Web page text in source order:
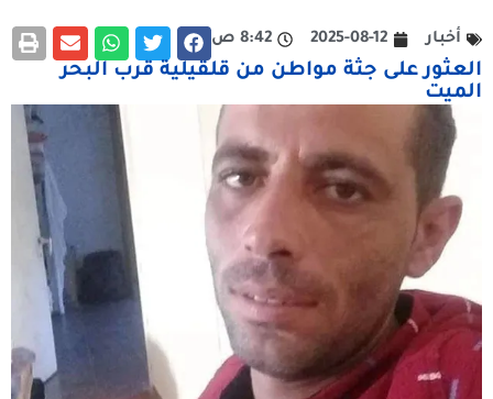
أخبار 2025-08-12 8:42 ص
العثور على جثة مواطن من قلقيلية قرب البحر
الميت